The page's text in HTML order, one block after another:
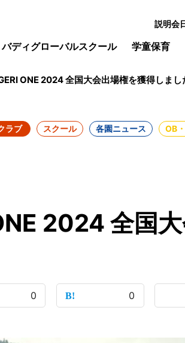
説明会
バディグローバルスクール 学童保育
ONE 2024 全国大会出場権を獲得しまし
ラブ スクール 各園ニュース OB
2024 全国
0 0